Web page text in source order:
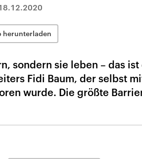
herunterladen
sondern sie leben – das
Fidi Baum, der selbst
wurde. Die größte